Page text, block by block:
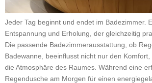
Jeder Tag beginnt und endet im Badezimmer.
Entspannung und Erholung, der gleichzeitig
Die passende Badezimmerausstattung, ob
Badewanne, beeinflusst nicht nur den
die Atmosphäre des Raumes. Während eine
Regendusche am Morgen für einen